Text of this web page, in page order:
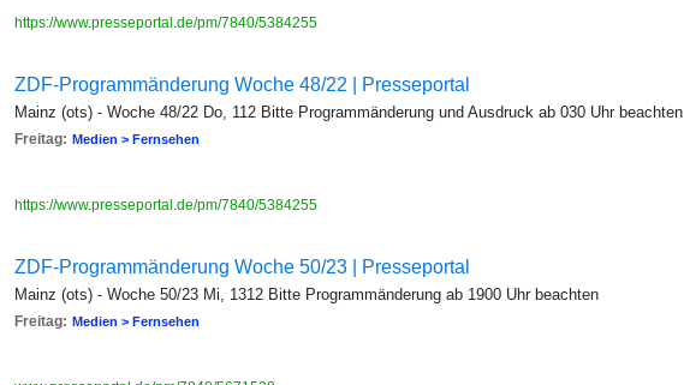
https://www.presseportal.de/pm/7840/5384255
ZDF-Programmänderung Woche 48/22 | Presseportal
Mainz (ots) - Woche 48/22 Do, 112 Bitte Programmänderung und Ausdruck ab 030 Uhr beachten
Freitag: Medien > Fernsehen
https://www.presseportal.de/pm/7840/5384255
ZDF-Programmänderung Woche 50/23 | Presseportal
Mainz (ots) - Woche 50/23 Mi, 1312 Bitte Programmänderung ab 1900 Uhr beachten
Freitag: Medien > Fernsehen